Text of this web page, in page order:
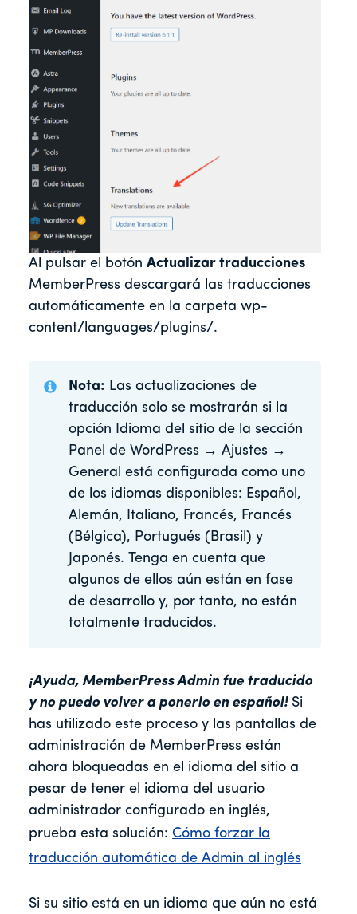
Al pulsar el botón Actualizar traducciones
MemberPress descargará las traducciones
automáticamente en la carpeta wp-
content/languages/plugins/.
Nota: Las actualizaciones de
traducción solo se mostrarán si la
opción Idioma del sitio de la sección
Panel de WordPress → Ajustes →
General está configurada como uno
de los idiomas disponibles: Español,
Alemán, Italiano, Francés, Francés
(Bélgica), Portugués (Brasil) y
Japonés. Tenga en cuenta que
algunos de ellos aún están en fase
de desarrollo y, por tanto, no están
totalmente traducidos.
¡Ayuda, MemberPress Admin fue traducido
y no puedo volver a ponerlo en español!Si
has utilizado este proceso y las pantallas de
administración de MemberPress están
ahora bloqueadas en el idioma del sitio a
pesar de tener el idioma del usuario
administrador configurado en inglés,
prueba esta solución: Cómo forzar la
traducción automática de Admin al inglés
Si su sitio está en un idioma que aún no está